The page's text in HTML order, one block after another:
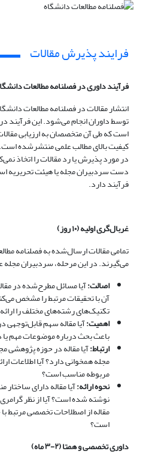
فرایند پذیرش مقالات
فرآیند داوری در فصلنامه مطالعات
انتشار مقالات در فصلنامه مطالعات
توسط داوران انجام می‌شود. این
است که طی آن متخصصان به ارزیابی
کیفیت بالای مطالب علمی منتشرشده است.
در مورد پذیرش یا رد مقالات را اتخاذ
دست سردبیران مجله یا هیئت تحریریه
فرآیند دارد.
غربال‌گری اولیه (۱۰روز)
تمامی مقالات ارسال‌شده به فصلنامه
می‌گیرند. در این مرحله، سردبیران مجله
اصالت:آیا مسائل مطرح‌شده در
آن با تحقیقات مرتبط را مشخص
تکنیک‌های رشته‌های مختلف را
اهمیت:آیا مقاله سهم قابل‌توجهی
باعث بحث درباره موضوعات مهم
ارتباط:آیا مقاله در حوزه پژوهشی
مجله همخوانی دارد؟ آیا اطلاعات
مربوطه مناسب است؟
نحوه ارائه:آیا مقاله دارای
نوشته شده است؟ آیا از نظر
مقاله از اصطلاحات تخصصی مرتبط
است؟
داوری تخصصی و همتا (۲-۳
ماه)